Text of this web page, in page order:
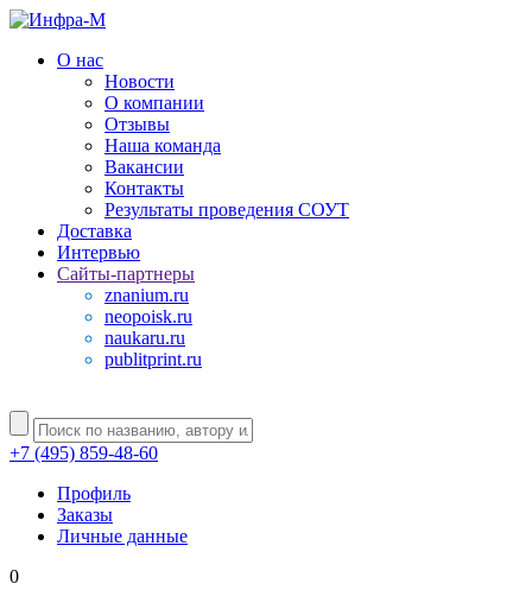
О нас
Новости
О компании
Отзывы
Наша команда
Вакансии
Контакты
Результаты проведения СОУТ
Доставка
Интервью
Сайты-партнеры
znanium.ru
neopoisk.ru
naukaru.ru
publitprint.ru
+7 (495) 859-48-60
Профиль
Заказы
Личные данные
0